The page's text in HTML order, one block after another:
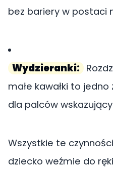
bez bariery w postaci
Wydzieranki:
małe kawałki to
dla palców
Wszystkie te
dziecko weźmie do